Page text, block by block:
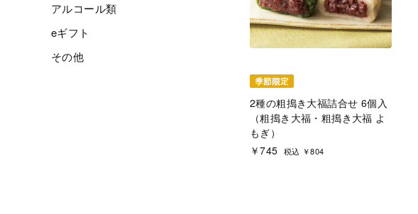
アルコール類
eギフト
その他
2種の粗搗き大福詰合せ 6個入
（粗搗き大福・粗搗き大福 よ
もぎ）
￥745 税込 ￥804